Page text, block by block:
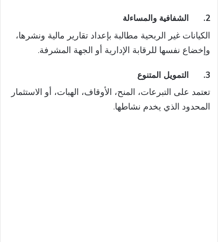
2. الشفافية والمساءلة
الكيانات غير الربحية مطالبة بإعداد تقارير مالية ونشرها،
وإخضاع نفسها للرقابة الإدارية أو الجهة المشرفة.
3. التمويل المتنوع
تعتمد على التبرعات، المنح، الأوقاف، الهبات، أو الاستثمار
المحدود الذي يخدم نشاطها.